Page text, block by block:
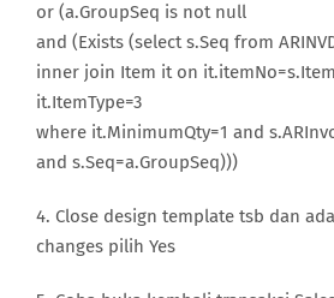
or (a.GroupSeq is not null
and (Exists (select s.Seq from
inner join Item it on
it.ItemType=3
where it.MinimumQty=1 and
and s.Seq=a.GroupSeq)))
4. Close design template tsb dan
changes pilih Yes